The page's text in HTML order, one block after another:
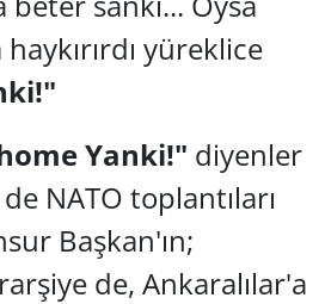
yüreklice
Yanki!" diyenler
NATO toplantıları
Başkan'ın;
de, Ankaralılar'a